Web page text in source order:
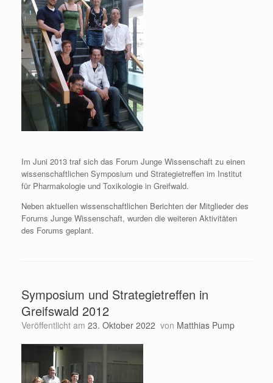
Im Juni 2013 traf sich das Forum Junge Wissenschaft zu einen
wissenschaftlichen Symposium und Strategietreffen im Institut
für Pharmakologie und Toxikologie in Greifwald.
Neben aktuellen wissenschaftlichen Berichten der Mitglieder des
Forums Junge Wissenschaft, wurden die weiteren Aktivitäten
des Forums geplant.
Symposium und Strategietreffen in
Greifswald 2012
Veröffentlicht am 23. Oktober 2022 von Matthias Pump